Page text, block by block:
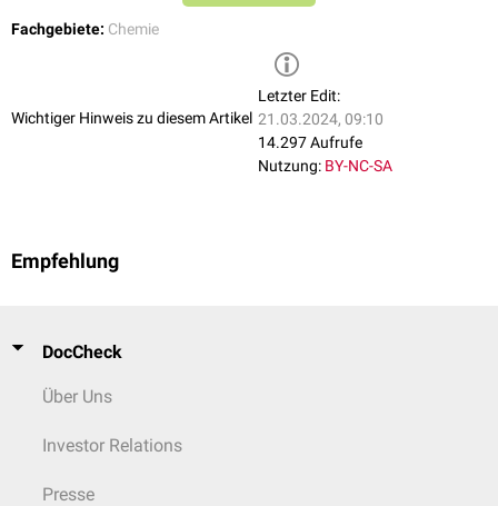
Fachgebiete: Chemie
Wichtiger Hinweis zu diesem Artikel
Letzter Edit:
21.03.2024, 09:10
14.297 Aufrufe
Nutzung: BY-NC-SA
Empfehlung
DocCheck
Über Uns
Investor Relations
Presse